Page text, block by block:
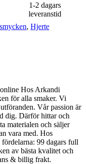
1-2 dagars
leveranstid
, Hjerte
Hos Arkandi
för alla smaker. Vi
Vår passion är
dig. Därför hittar och
materialen och säljer
vara med. Hos
99 dagars full
av bästa kvalitet och
& billig frakt.